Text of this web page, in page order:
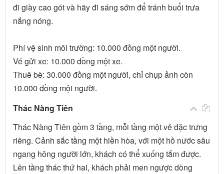
đi giày cao gót và hãy đi sáng sớm để tránh buổi trưa
nắng nóng.
Phí vệ sinh môi trường: 10.000 đồng một người.
Vé gửi xe: 10.000 đồng một xe.
Thuê bè: 30.000 đồng một người, chỉ chụp ảnh còn
10.000 đồng một người.
Thác Nàng Tiên
Thác Nàng Tiên gồm 3 tầng, mỗi tầng một vẻ đặc trưng
riêng. Cảnh sắc tầng một hiền hòa, với một hồ nước sâu
ngang hông người lớn, khách có thể xuống tắm được.
Lên tầng thác thứ hai, khách phải men ngược dòng